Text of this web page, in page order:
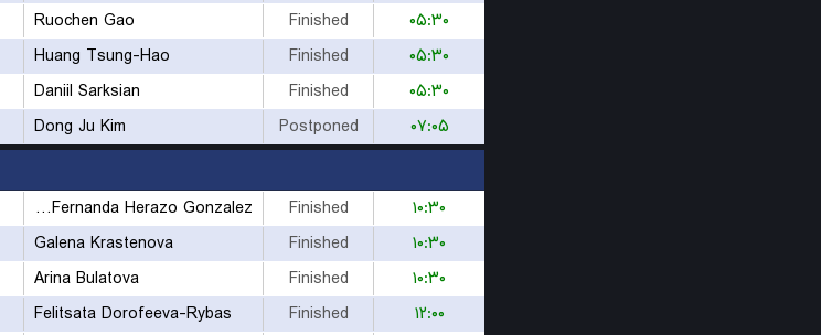
Ruochen Gao Finished
۰۵:۳۰
Huang Tsung-Hao Finished
۰۵:۳۰
Daniil Sarksian Finished
۰۵:۳۰
Dong Ju Kim Postponed
۰۷:۰۵
Maria Fernanda Herazo Gonzalez Finished
۱۰:۳۰
Galena Krastenova Finished
۱۰:۳۰
Arina Bulatova Finished
۱۰:۳۰
Felitsata Dorofeeva-Rybas Finished
۱۲:۰۰